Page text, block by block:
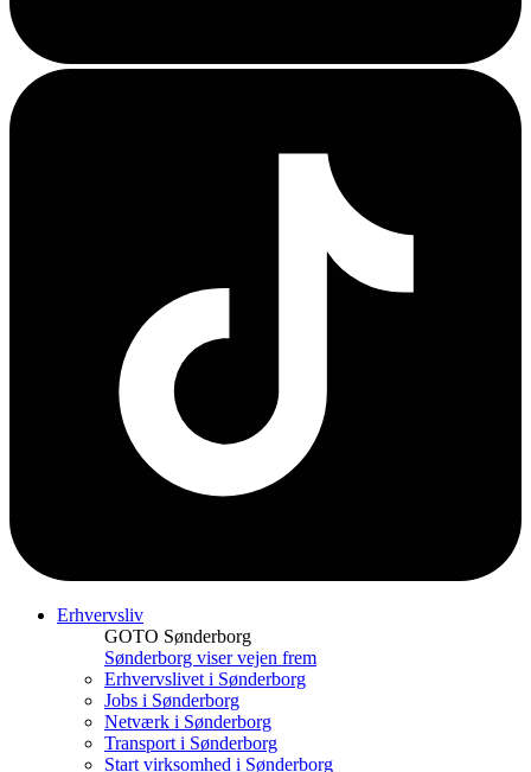
Erhvervsliv
GOTO Sønderborg
Sønderborg viser vejen frem
Erhvervslivet i Sønderborg
Jobs i Sønderborg
Netværk i Sønderborg
Transport i Sønderborg
Start virksomhed i Sønderborg